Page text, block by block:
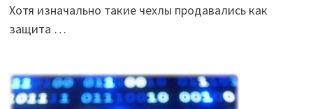
Хотя изначально такие чехлы продавались как
защита …